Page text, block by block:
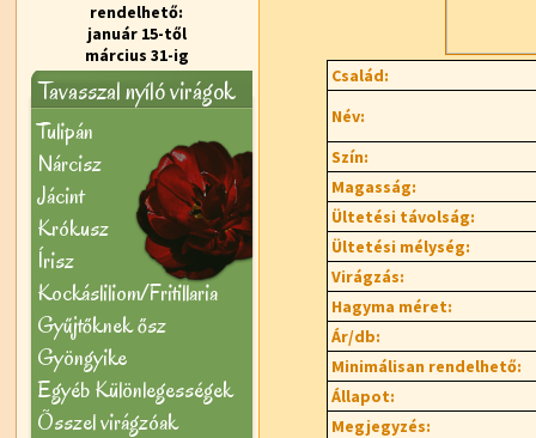
rendelhető:
január 15-től
március 31-ig
Tavasszal nyíló virágok
Tulipán
Nárcisz
Jácint
Krókusz
Írisz
Kockásliliom/Fritillaria
Gyűjtőknek ősz
Gyöngyike
Egyéb Különlegességek
Õsszel virágzóak
Család:
Név:
Szín:
Magasság:
Ültetési távolság:
Ültetési mélység:
Virágzás:
Hagyma méret:
Ár/db:
Minimálisan rendelhető:
Állapot:
Megjegyzés: